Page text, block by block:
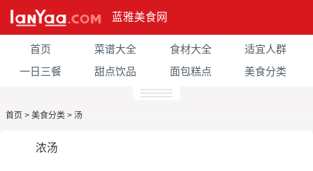
蓝雅美食网
首页 菜谱大全 食材大全
适宜人群
一日三餐
甜点饮品 面包糕点 美食分类
首页 > 美食分类 > 汤
浓汤